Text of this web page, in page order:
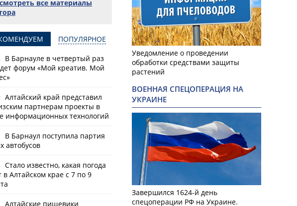
все материалы
ПОПУЛЯРНОЕ
В Барнауле в четвертый раз
форум «Мой креатив. Мой
Алтайский край представил
партнерам проекты в
информационных технологий
В Барнаул поступила партия
автобусов
Стало известно, какая погода
в Алтайском крае с 7 по 9
Алтайские пищевики
Уведомление о проведении
обработки средствами защиты
растений
ВОЕННАЯ СПЕЦОПЕРАЦИЯ НА
УКРАИНЕ
Завершился 1624-й день
спецоперации РФ на Украине.